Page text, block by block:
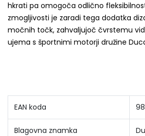
hkrati pa omogoča odlično
zmogljivosti je zaradi tega dodatka
močnih točk, zahvaljujoč čvrstemu
ujema s športnimi motorji družine
EAN koda
Blagovna znamka